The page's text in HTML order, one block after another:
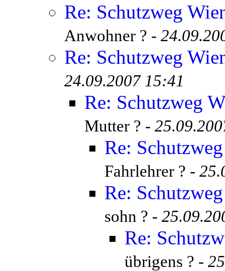
Re: Schutzweg
Anwohner ? -
Re: Schutzweg
24.09.2007 15:41
Re: Schutzweg
Mutter ? -
Re:
Fahrlehrer ? -
Re:
sohn ? -
Re:
übrigens ? -